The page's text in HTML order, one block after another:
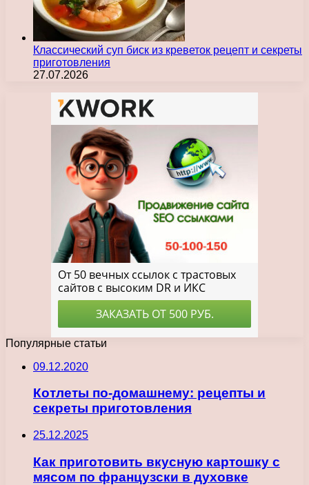
Классический суп биск из креветок рецепт и секреты
приготовления
27.07.2026
Популярные статьи
09.12.2020
Котлеты по-домашнему: рецепты и
секреты приготовления
25.12.2025
Как приготовить вкусную картошку с
мясом по французски в духовке